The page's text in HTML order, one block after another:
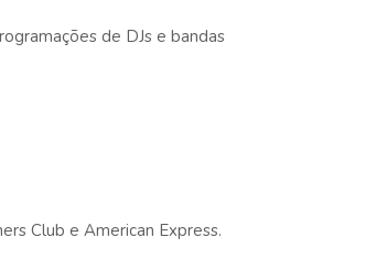
de DJs e bandas
Club e American Express.